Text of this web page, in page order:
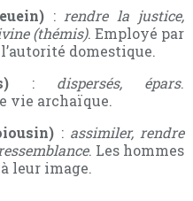
: rendre la justice,
(thémis). Employé par
domestique.
: dispersés, épars.
vie archaïque.
: assimiler, rendre
. Les hommes
leur image.